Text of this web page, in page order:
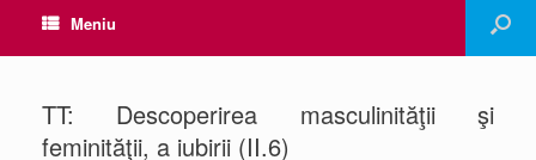
Meniu
TT: Descoperirea masculinităţii şi
feminităţii, a iubirii (II.6)